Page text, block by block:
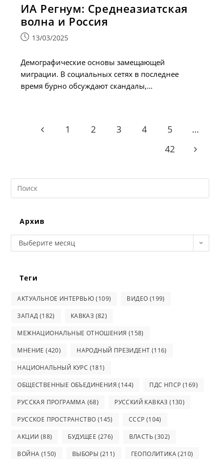
ИА Регнум: Среднеазиатская
волна и Россия
Запись13/03/2025
Демографические основы замещающей
миграции. В социальных сетях в последнее
время бурно обсуждают скандалы,…
Go to the previous page
1 2 3 4 5
…
42
Go to
Search
this
Архив
Архив
Выберите месяц
Теги
АКТУАЛЬНОЕ ИНТЕРВЬЮ (109) ВИДЕО (199)
ЗАПАД (182) КАВКАЗ (82)
МЕЖНАЦИОНАЛЬНЫЕ ОТНОШЕНИЯ (158)
МНЕНИЕ (420) НАРОДНЫЙ ПРЕЗИДЕНТ (116)
НАЦИОНАЛЬНЫЙ КУРС (181)
ОБЩЕСТВЕННЫЕ ОБЪЕДИНЕНИЯ (144) ПДС НПСР (169)
РУССКАЯ ПРОГРАММА (68) РУССКИЙ КАВКАЗ (130)
РУССКОЕ ПРОСТРАНСТВО (145) СССР (104)
АКЦИИ (88) БУДУЩЕЕ (276) ВЛАСТЬ (302)
ВОЙНА (150) ВЫБОРЫ (211) ГЕОПОЛИТИКА(210)